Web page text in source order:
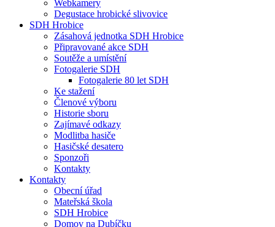
Webkamery
Degustace hrobické slivovice
SDH Hrobice
Zásahová jednotka SDH Hrobice
Připravované akce SDH
Soutěže a umístění
Fotogalerie SDH
Fotogalerie 80 let SDH
Ke stažení
Členové výboru
Historie sboru
Zajímavé odkazy
Modlitba hasiče
Hasičské desatero
Sponzoři
Kontakty
Kontakty
Obecní úřad
Mateřská škola
SDH Hrobice
Domov na Dubíčku